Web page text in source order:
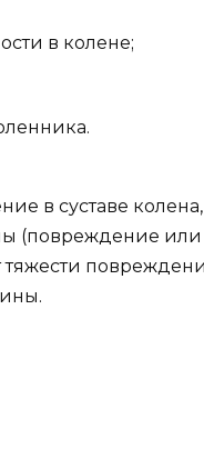
в колене;
в суставе
(повреждение